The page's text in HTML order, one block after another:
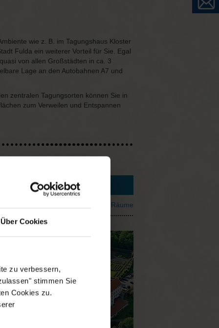
Über Cookies
zu verbessern,
stimmen Sie
Cookies zu.
wie z. B. im Tagungshaus Kloster
Fulda ein weiterer Vorteil für Sie. Egal
von allen Großstädten in ca. 3
Lage an den Autobahnen A7 und
zentralen Tagungsorten können Sie in
zum Verweilen und Entspannen
Räume